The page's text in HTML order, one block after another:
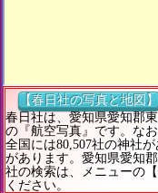
【春日社の写真と地図】
春日社は、愛知県愛知郡
の『航空写真』です。な
全国には80,507社の神社
があります。愛知県愛知
社の検索は、メニューの
ください。